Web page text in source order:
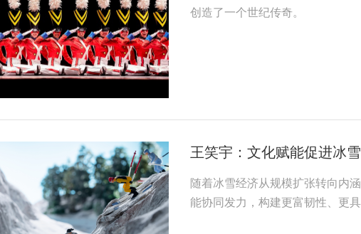
创造了一个世纪传奇。
王笑宇：文化赋能促进冰
随着冰雪经济从规模扩张转向内
能协同发力，构建更富韧性、更